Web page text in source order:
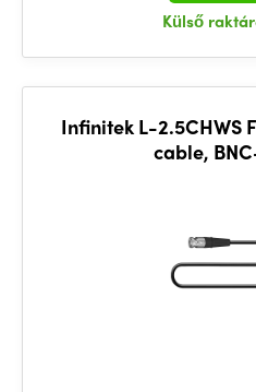
Külső
Infinitek L-2.5CHWS
cable,